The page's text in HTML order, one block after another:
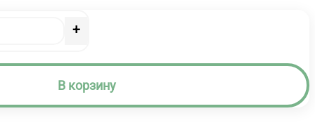
+
В корзину